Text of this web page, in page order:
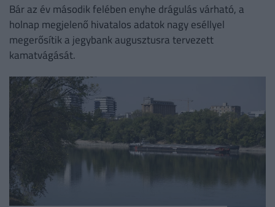
Bár az év második felében enyhe drágulás várható, a
holnap megjelenő hivatalos adatok nagy eséllyel
megerősítik a jegybank augusztusra tervezett
kamatvágását.